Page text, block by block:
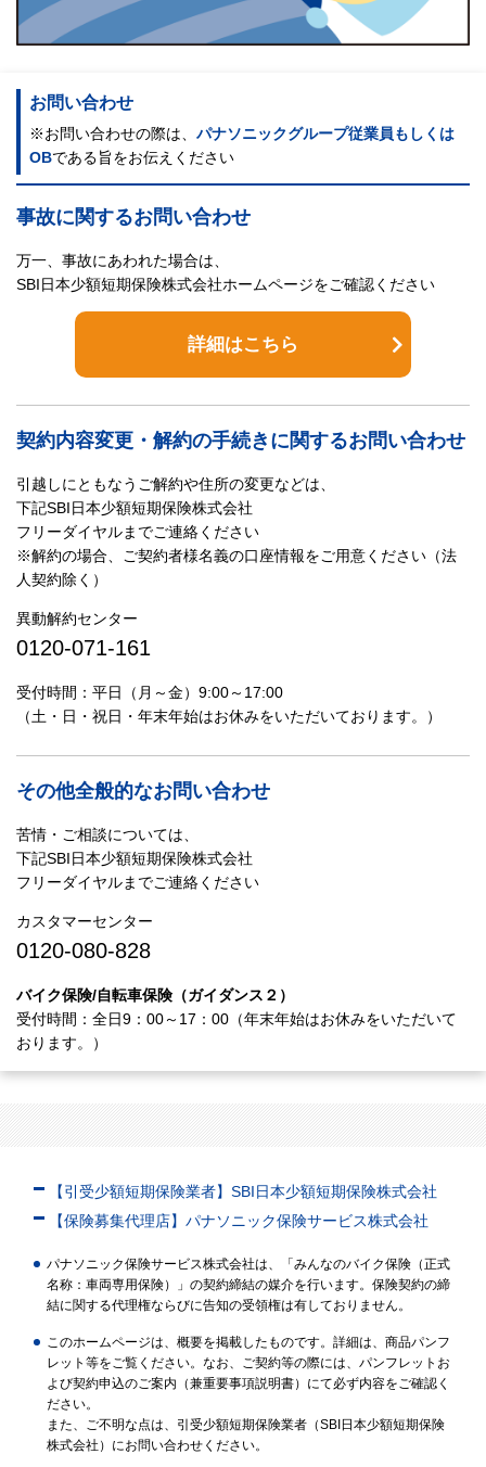
お問い合わせ
※お問い合わせの際は、 パナソニックグループ従業員もしくは
OBである旨をお伝えください
事故に関するお問い合わせ
万一、事故にあわれた場合は、
SBI日本少額短期保険株式会社ホームページをご確認ください
詳細はこちら
契約内容変更・解約の手続きに関するお問い合わせ
引越しにともなうご解約や住所の変更などは、
下記SBI日本少額短期保険株式会社
フリーダイヤルまでご連絡ください
※解約の場合、ご契約者様名義の口座情報をご用意ください（法
人契約除く）
異動解約センター
0120-071-161
受付時間：平日（月～金）9:00～17:00
（土・日・祝日・年末年始はお休みをいただいております。）
その他全般的なお問い合わせ
苦情・ご相談については、
下記SBI日本少額短期保険株式会社
フリーダイヤルまでご連絡ください
カスタマーセンター
0120-080-828
バイク保険/自転車保険（ガイダンス２）
受付時間：全日9：00～17：00（年末年始はお休みをいただいて
おります。）
【引受少額短期保険業者】SBI日本少額短期保険株式会社
【保険募集代理店】パナソニック保険サービス株式会社
パナソニック保険サービス株式会社は、「みんなのバイク保険（正式
名称：車両専用保険）」の契約締結の媒介を行います。保険契約の締
結に関する代理権ならびに告知の受領権は有しておりません。
このホームページは、概要を掲載したものです。詳細は、商品パンフ
レット等をご覧ください。なお、ご契約等の際には、パンフレットお
よび契約申込のご案内（兼重要事項説明書）にて必ず内容をご確認く
ださい。
また、ご不明な点は、引受少額短期保険業者（SBI日本少額短期保険
株式会社）にお問い合わせください。